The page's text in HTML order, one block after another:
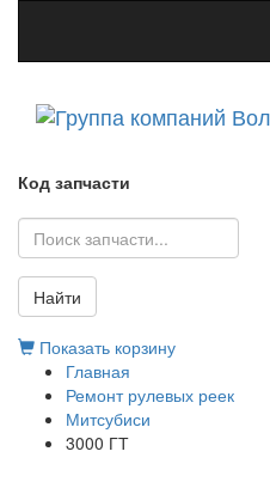
Код запчасти
Найти
Показать корзину
Главная
Ремонт рулевых реек
Митсубиси
3000 ГТ